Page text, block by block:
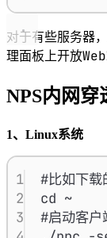
对于有些服务器
理面板上开放Web
NPS内网穿
1、Linux系统
1
#比如下载
2
cd ~
3
#启动客